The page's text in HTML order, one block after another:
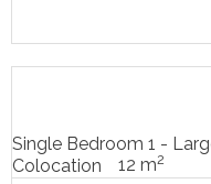
Single Bedroom 1 -
Colocation
12 m2